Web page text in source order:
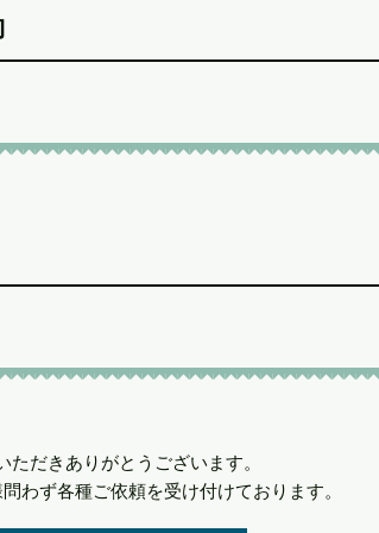
じ方から産まれた方同士の関係について
す。(トラブル回避のため)
ない事例に関しては、使用前にご連絡く
以上はデータ保持のコスト上消去する場
」や
して公開することがあります。
用ください。
らない事例に関しては、使用前にご連絡く
以上はデータ保持のコスト上消去する
して公開することがあります。
用ください。
回目以降は使用許可を取り消させていただ
らない事例に関しては、使用前にご連絡く
ただき​ありがとうございます。​
わず各種ご依頼を受け付けております。